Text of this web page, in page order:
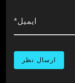
ایمیل*